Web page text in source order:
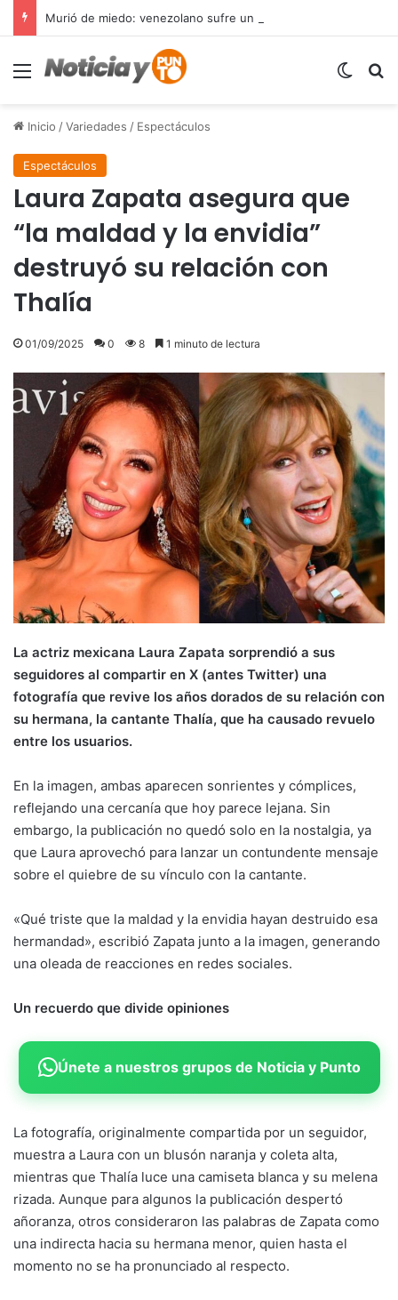
Menú
Inicio /Variedades / Espectáculos
Espectáculos
Laura Zapata asegura que
“la maldad y la envidia”
destruyó su relación con
Thalía
01/09/2025 0 8 1 minuto de lectura
La actriz mexicana Laura Zapata sorprendió a sus
seguidores al compartir en X (antes Twitter) una
fotografía que revive los años dorados de su relación con
su hermana, la cantante Thalía, que ha causado revuelo
entre los usuarios.
En la imagen, ambas aparecen sonrientes y cómplices,
reflejando una cercanía que hoy parece lejana. Sin
embargo, la publicación no quedó solo en la nostalgia, ya
que Laura aprovechó para lanzar un contundente mensaje
sobre el quiebre de su vínculo con la cantante.
«Qué triste que la maldad y la envidia hayan destruido esa
hermandad», escribió Zapata junto a la imagen, generando
una oleada de reacciones en redes sociales.
Un recuerdo que divide opiniones
Únete a nuestros grupos de Noticia y Punto
La fotografía, originalmente compartida por un seguidor,
muestra a Laura con un blusón naranja y coleta alta,
mientras que Thalía luce una camiseta blanca y su melena
rizada. Aunque para algunos la publicación despertó
añoranza, otros consideraron las palabras de Zapata como
una indirecta hacia su hermana menor, quien hasta el
momento no se ha pronunciado al respecto.